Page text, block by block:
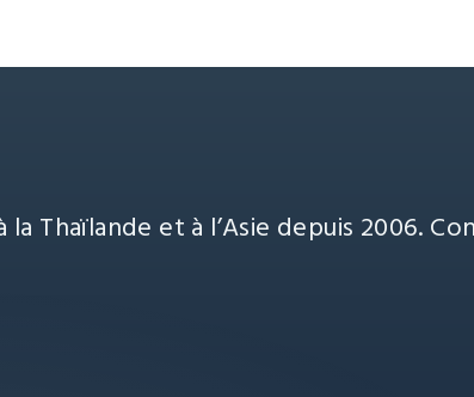
Thaïlande et à l’Asie depuis 2006.